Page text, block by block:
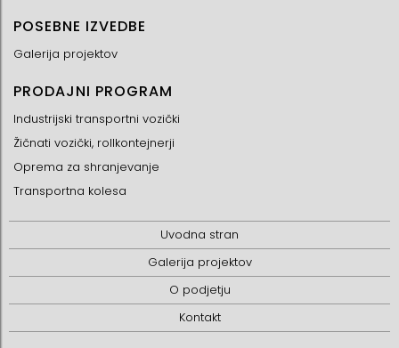
POSEBNE IZVEDBE
Galerija projektov
PRODAJNI PROGRAM
Industrijski transportni vozički
Žičnati vozički, rollkontejnerji
Oprema za shranjevanje
Transportna kolesa
Uvodna stran
Galerija projektov
O podjetju
Kontakt